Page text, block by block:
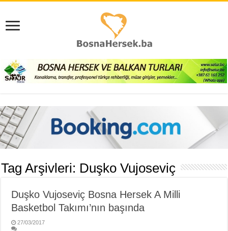
Tag Arşivleri: Duşko Vujoseviç
Duşko Vujoseviç Bosna Hersek A Milli
Basketbol Takımı’nın başında
27/03/2017